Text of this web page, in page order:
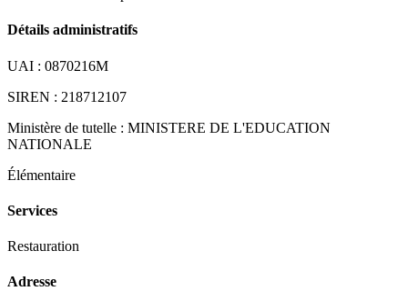
Détails administratifs
UAI : 0870216M
SIREN : 218712107
Ministère de tutelle : MINISTERE DE L'EDUCATION
NATIONALE
Élémentaire
Services
Restauration
Adresse